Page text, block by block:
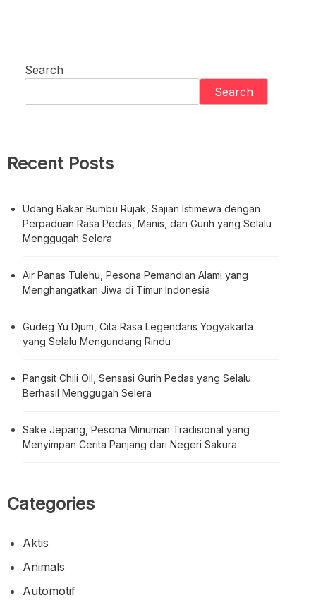
Search
Search
Recent Posts
Udang Bakar Bumbu Rujak, Sajian Istimewa dengan
Perpaduan Rasa Pedas, Manis, dan Gurih yang Selalu
Menggugah Selera
Air Panas Tulehu, Pesona Pemandian Alami yang
Menghangatkan Jiwa di Timur Indonesia
Gudeg Yu Djum, Cita Rasa Legendaris Yogyakarta
yang Selalu Mengundang Rindu
Pangsit Chili Oil, Sensasi Gurih Pedas yang Selalu
Berhasil Menggugah Selera
Sake Jepang, Pesona Minuman Tradisional yang
Menyimpan Cerita Panjang dari Negeri Sakura
Categories
Aktis
Animals
Automotif